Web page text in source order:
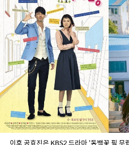
이후 공효진은 KBS2 드라마 '동백꽃 필